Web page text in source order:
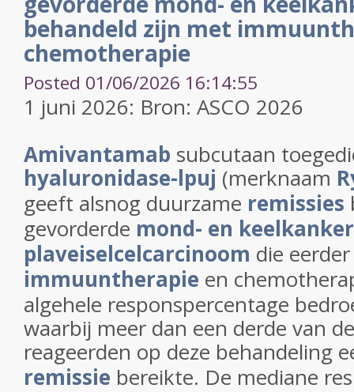
behandeld zijn met
chemotherapie
Posted 01/06/2026 16:14:55
1 juni 2026: Bron: ASCO 2026
Amivantamab subcutaan
hyaluronidase-lpuj (merknaam
geeft alsnog duurzame remissies
gevorderde mond- en keelkanker
plaveiselcelcarcinoom die
immuuntherapie en
algehele responspercentage
waarbij meer dan een derde van
reageerden op deze behandeling
remissie bereikte. De mediane